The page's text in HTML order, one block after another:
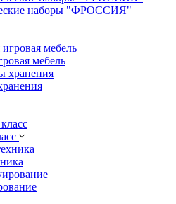
наборы "ФРОССИЯ"
мебель